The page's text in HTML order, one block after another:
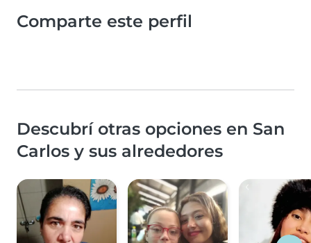
Comparte este perfil
Descubrí otras opciones en San
Carlos y sus alrededores